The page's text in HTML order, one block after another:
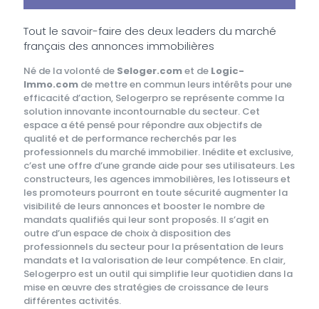
Tout le savoir-faire des deux leaders du marché
français des annonces immobilières
Né de la volonté de Seloger.comet de Logic-
Immo.com de mettre en commun leurs intérêts pour une
efficacité d’action, Selogerpro se représente comme la
solution innovante incontournable du secteur. Cet
espace a été pensé pour répondre aux objectifs de
qualité et de performance recherchés par les
professionnels du marché immobilier. Inédite et exclusive,
c’est une offre d’une grande aide pour ses utilisateurs. Les
constructeurs, les agences immobilières, les lotisseurs et
les promoteurs pourront en toute sécurité augmenter la
visibilité de leurs annonces et booster le nombre de
mandats qualifiés qui leur sont proposés. Il s’agit en
outre d’un espace de choix à disposition des
professionnels du secteur pour la présentation de leurs
mandats et la valorisation de leur compétence. En clair,
Selogerpro est un outil qui simplifie leur quotidien dans la
mise en œuvre des stratégies de croissance de leurs
différentes activités.